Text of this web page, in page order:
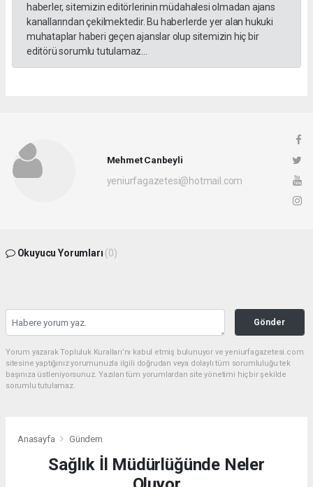
haberler, sitemizin editörlerinin müdahalesi olmadan ajans
kanallarından çekilmektedir. Bu haberlerde yer alan hukuki
muhataplar haberi geçen ajanslar olup sitemizin hiç bir
editörü sorumlu tutulamaz...
Mehmet Canbeyli
yeniurfagazetesi@hotmail.com
Okuyucu Yorumları (0)
Gönder
Yorum yazarak Topluluk Kuralları’nı kabul etmiş bulunuyor ve yeniurfagazetesi.com
sitesine yaptığınız yorumunuzla ilgili doğrudan veya dolaylı tüm sorumluluğu tek
başınıza üstleniyorsunuz. Yazılan tüm yorumlardan site yönetimi hiçbir şekilde
sorumlu tutulamaz.
Anasayfa Gündem
Sağlık İl Müdürlüğünde Neler